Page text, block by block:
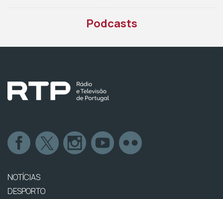
Podcasts
NOTÍCIAS
DESPORTO